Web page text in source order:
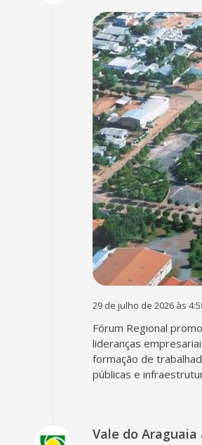
29 de julho de 2026 às
Fórum Regional
lideranças
formação de
públicas e
Vale do